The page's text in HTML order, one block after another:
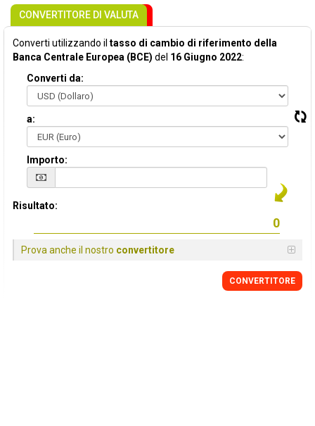
CONVERTITORE DI VALUTA
Converti utilizzando il tasso di cambio di riferimento della
Banca Centrale Europea (BCE) del 16 Giugno 2022:
Converti da:
a:
Importo:
Risultato:
Prova anche il nostro convertitore
CONVERTITORE